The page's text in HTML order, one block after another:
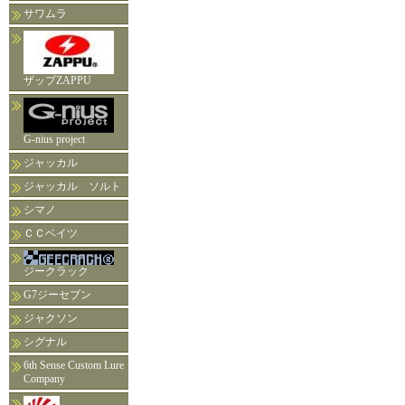
サワムラ
ザップZAPPU
G-nius project
ジャッカル
ジャッカル ソルト
シマノ
ＣＣベイツ
ジークラック
G7ジーセブン
ジャクソン
シグナル
6th Sense Custom Lure
Company